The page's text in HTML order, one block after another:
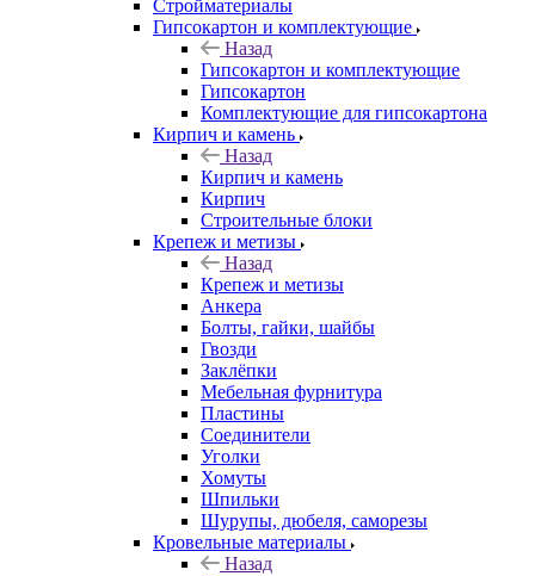
Стройматериалы
Гипсокартон и комплектующие
Назад
Гипсокартон и комплектующие
Гипсокартон
Комплектующие для гипсокартона
Кирпич и камень
Назад
Кирпич и камень
Кирпич
Строительные блоки
Крепеж и метизы
Назад
Крепеж и метизы
Анкера
Болты, гайки, шайбы
Гвозди
Заклёпки
Мебельная фурнитура
Пластины
Соединители
Уголки
Хомуты
Шпильки
Шурупы, дюбеля, саморезы
Кровельные материалы
Назад